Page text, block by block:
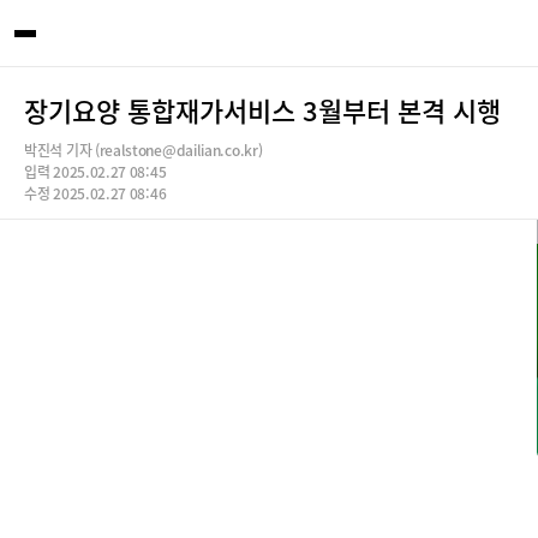
장기요양 통합재가서비스 3월부터 본격 시행
박진석 기자 (realstone@dailian.co.kr)
입력 2025.02.27 08:45
수정 2025.02.27 08:46